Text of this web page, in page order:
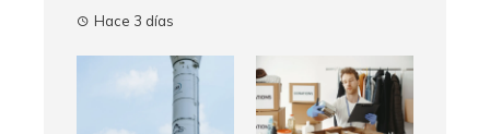
Hace 3 días